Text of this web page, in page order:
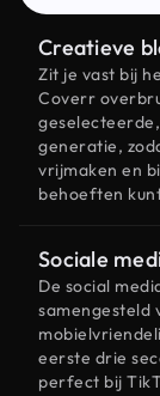
Creatieve
Zit je vast bij
Coverr
generatie,
vrijmaken en
behoeften
Sociale
De social
samengesteld
eerste drie
perfect bij